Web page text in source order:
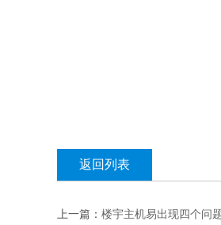
返回列表
上一篇： 楼宇主机易出现四个问